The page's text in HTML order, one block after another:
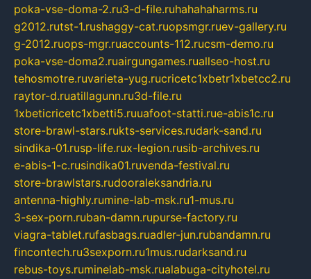
poka-vse-doma-2.ru3-d-file.ruhahahaharms.ru
g2012.rutst-1.rushaggy-cat.ruopsmgr.ruev-gallery.ru
g-2012.ruops-mgr.ruaccounts-112.rucsm-demo.ru
poka-vse-doma2.ruairgungames.ruallseo-host.ru
tehosmotre.ruvarieta-yug.rucricetc1xbetr1xbetcc2.ru
raytor-d.ruatillagunn.ru3d-file.ru
1xbeticricetc1xbetti5.ruuafoot-statti.rue-abis1c.ru
store-brawl-stars.rukts-services.rudark-sand.ru
sindika-01.rusp-life.rux-legion.rusib-archives.ru
e-abis-1-c.rusindika01.ruvenda-festival.ru
store-brawlstars.rudooraleksandria.ru
antenna-highly.rumine-lab-msk.ru1-mus.ru
3-sex-porn.ruban-damn.rupurse-factory.ru
viagra-tablet.rufasbags.ruadler-jun.rubandamn.ru
fincontech.ru3sexporn.ru1mus.rudarksand.ru
rebus-toys.ruminelab-msk.rualabuga-cityhotel.ru